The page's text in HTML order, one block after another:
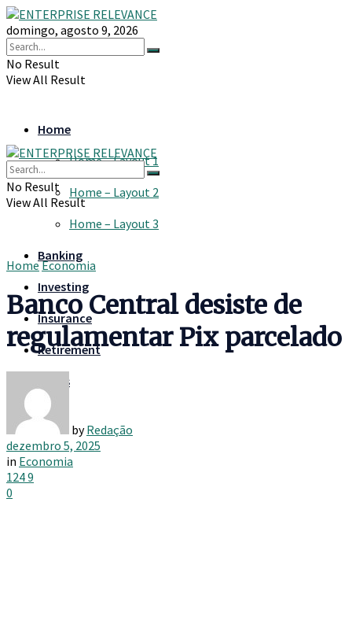
domingo, agosto 9, 2026
No Result
View All Result
Home
Home – Layout 1
Home – Layout 2
Home – Layout 3
Banking
Investing
Insurance
Retirement
Taxes
No Result
View All Result
HomeEconomia
Banco Central desiste de
regulamentar Pix parcelado
by Redação
dezembro 5, 2025
in Economia
1249
0